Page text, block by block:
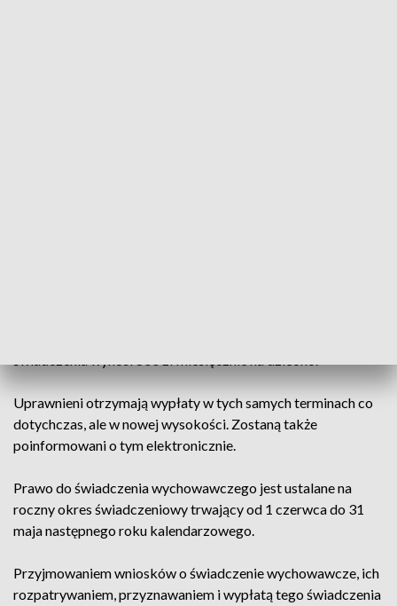
Uprawnieni otrzymają wypłaty w tych samych terminach co
dotychczas, ale w nowej wysokości. Zostaną także
poinformowani o tym elektronicznie.
Prawo do świadczenia wychowawczego jest ustalane na
roczny okres świadczeniowy trwający od 1 czerwca do 31
maja następnego roku kalendarzowego.
Przyjmowaniem wniosków o świadczenie wychowawcze, ich
rozpatrywaniem, przyznawaniem i wypłatą tego świadczenia